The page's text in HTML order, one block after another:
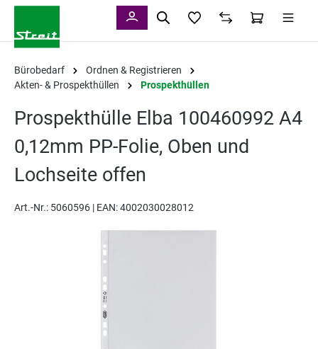
Bürobedarf
Ordnen & Registrieren
Akten- & Prospekthüllen
Prospekthüllen
Prospekthülle Elba 100460992 A4
0,12mm PP-Folie, Oben und
Lochseite offen
Art.-Nr.: 5060596 | EAN: 4002030028012
Bildergalerie überspringen